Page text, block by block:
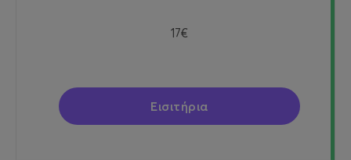
17€
Εισιτήρια